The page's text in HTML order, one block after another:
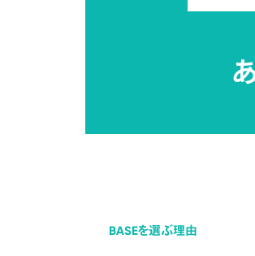
BASEを選ぶ理由